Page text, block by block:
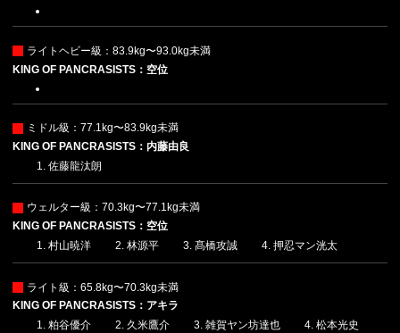
ライトヘビー級：83.9kg〜93.0kg未満
KING OF PANCRASISTS：空位
ミドル級：77.1kg〜83.9kg未満
KING OF PANCRASISTS：内藤由良
佐藤龍汰朗
ウェルター級：70.3kg〜77.1kg未満
KING OF PANCRASISTS：空位
村山暁洋
林源平 髙橋攻誠 押忍マン洸太
ライト級：65.8kg〜70.3kg未満
KING OF PANCRASISTS：アキラ
粕谷優介
久米鷹介 雑賀ヤン坊達也
松本光史